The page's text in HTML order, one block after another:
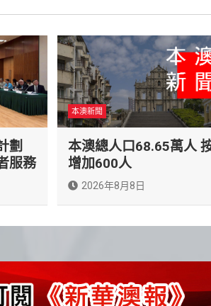
劃
服務
本澳新聞
本澳總人口68.65萬人
增加600人
2026年8月8日